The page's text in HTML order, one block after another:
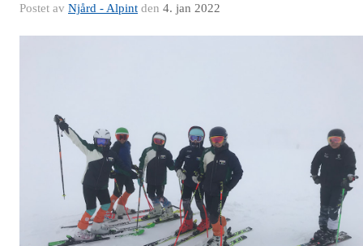
Postet av Njård - Alpint den 4. jan 2022